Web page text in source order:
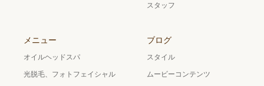
スタッフ
メニュー
オイルヘッドスパ
光脱毛、フォトフェイシャル
ブログ
スタイル
ムービーコンテンツ